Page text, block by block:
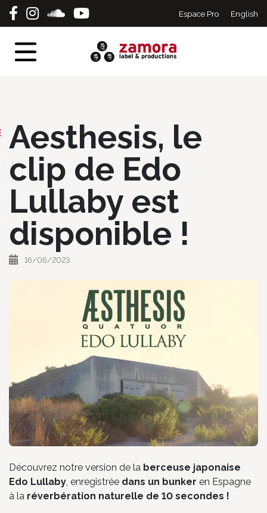
Espace Pro English
Aesthesis, le
clip de Edo
Lullaby est
disponible !
16/06/2023
Découvrez notre version de la berceuse japonaise
Edo Lullaby , enregistrée dans un bunker en Espagne
à la réverbération naturelle de 10 secondes !